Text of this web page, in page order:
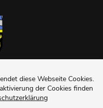
diese Webseite Cookies.
der Cookies finden